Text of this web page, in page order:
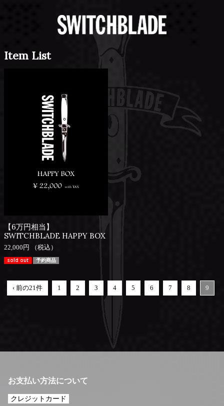
Item List
【6万円相当】
SWITCHBLADE HAPPY BOX
22,000円 （税込）
sold out 予約商品
‹ 前の21件 1 2 3 4 5 6 7 8 9
お支払い方法について
クレジットカード